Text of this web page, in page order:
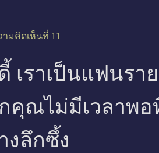
ามคิดเห็นที่ 11
เราเป็นแฟนร
คุณไม่มีเวลาพอ
งลึกซึ้ง